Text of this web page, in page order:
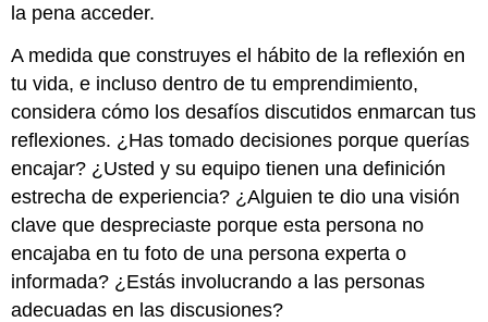
la pena acceder.
A medida que construyes el hábito de la reflexión en
tu vida, e incluso dentro de tu emprendimiento,
considera cómo los desafíos discutidos enmarcan tus
reflexiones. ¿Has tomado decisiones porque querías
encajar? ¿Usted y su equipo tienen una definición
estrecha de experiencia? ¿Alguien te dio una visión
clave que despreciaste porque esta persona no
encajaba en tu foto de una persona experta o
informada? ¿Estás involucrando a las personas
adecuadas en las discusiones?